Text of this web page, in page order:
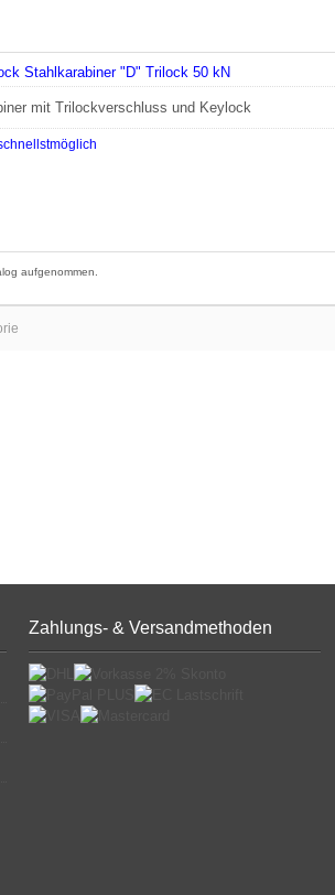
Stahlkarabiner "D" Trilock 50 kN
mit Trilockverschluss und Keylock
aufgenommen.
Zahlungs- & Versandmethoden